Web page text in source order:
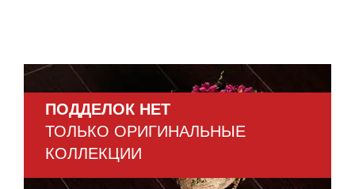
ПОДДЕЛОК НЕТ
ТОЛЬКО ОРИГИНАЛЬНЫЕ
КОЛЛЕКЦИИ